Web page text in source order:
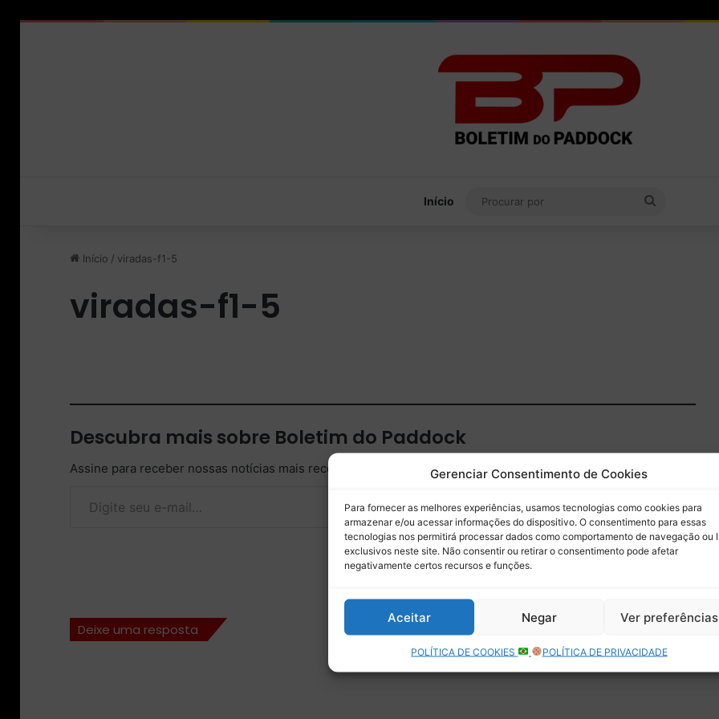
Gerenciar Consentimento de Cookies
Para fornecer as melhores experiências, usamos tecnologias como cookies para
armazenar e/ou acessar informações do dispositivo. O consentimento para essas
tecnologias nos permitirá processar dados como comportamento de navegação ou
exclusivos neste site. Não consentir ou retirar o consentimento pode afetar
negativamente certos recursos e funções.
Aceitar Negar Ver preferências
POLÍTICA DE COOKIES POLÍTICA DE PRIVACIDADE
Início
Início / viradas-f1-5
viradas-f1-5
Descubra mais sobre Boletim do Paddock
Assine para receber nossas notícias mais recentes por e-mail.
Assinar
Deixe uma resposta